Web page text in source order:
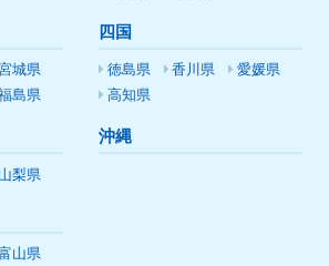
城県
島県
山梨県
山県
四国
徳島県 香川県
愛媛県
高知県
沖縄